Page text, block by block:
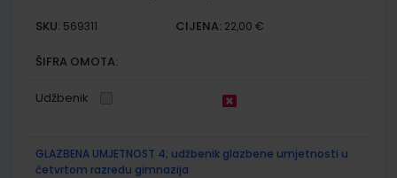
SKU: 569311 CIJENA: 22,00 €
ŠIFRA OMOTA:
Udžbenik
GLAZBENA UMJETNOST 4; udžbenik glazbene umjetnosti u
četvrtom razredu gimnazija